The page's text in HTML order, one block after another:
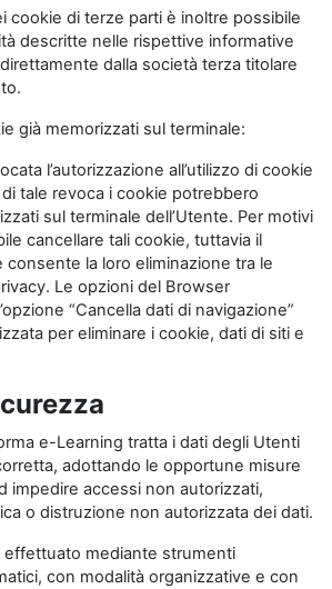
cookie di terze parti è inoltre possibile
descritte nelle rispettive informative
dalla società terza titolare
già memorizzati sul terminale:
l’autorizzazione all’utilizzo di cookie
tale revoca i cookie potrebbero
sul terminale dell’Utente. Per motivi
cancellare tali cookie, tuttavia il
consente la loro eliminazione tra le
Le opzioni del Browser
“Cancella dati di navigazione”
per eliminare i cookie, dati di siti e
e-Learning tratta i dati degli Utenti
adottando le opportune misure
impedire accessi non autorizzati,
o distruzione non autorizzata dei dati.
effettuato mediante strumenti
con modalità organizzative e con